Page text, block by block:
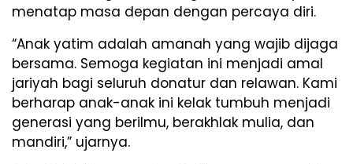
menatap masa depan dengan percaya diri.
“Anak yatim adalah amanah yang wajib dijaga
bersama. Semoga kegiatan ini menjadi amal
jariyah bagi seluruh donatur dan relawan. Kami
berharap anak-anak ini kelak tumbuh menjadi
generasi yang berilmu, berakhlak mulia, dan
mandiri,” ujarnya.